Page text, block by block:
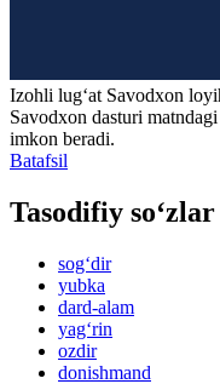
Izohli lugʻat Savodxon
Savodxon dasturi
imkon beradi.
Batafsil
Tasodifiy so‘zlar
sog‘dir
yubka
dard-alam
yag‘rin
ozdir
donishmand